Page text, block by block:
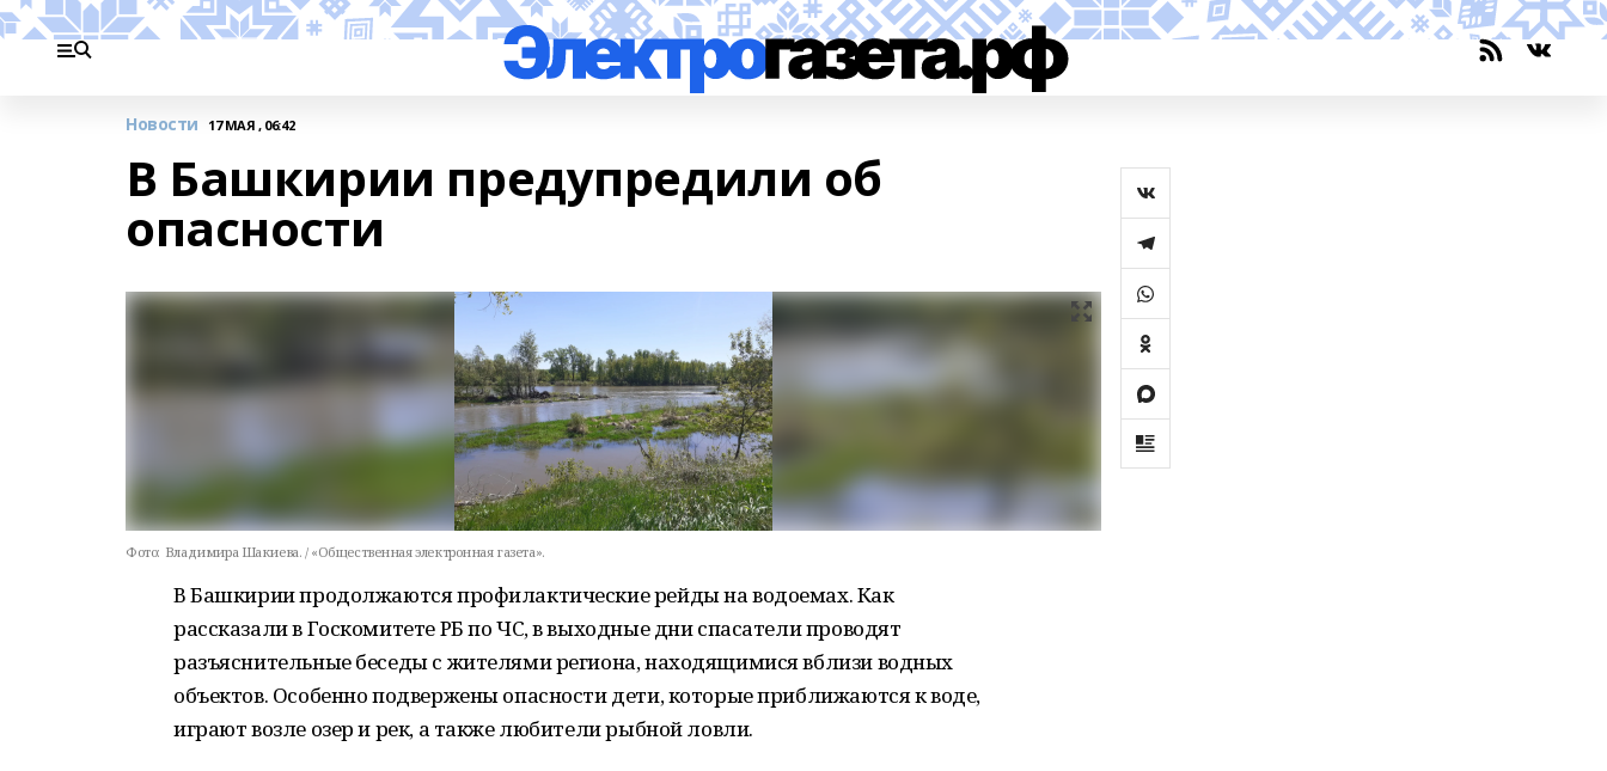
Новости 17 МАЯ , 06:42
В Башкирии предупредили об
опасности
Фото: Владимира Шакиева. / «Общественная электронная газета».
В Башкирии продолжаются профилактические рейды на водоемах. Как
рассказали в Госкомитете РБ по ЧС, в выходные дни спасатели проводят
разъяснительные беседы с жителями региона, находящимися вблизи водных
объектов. Особенно подвержены опасности дети, которые приближаются к воде,
играют возле озер и рек, а также любители рыбной ловли.